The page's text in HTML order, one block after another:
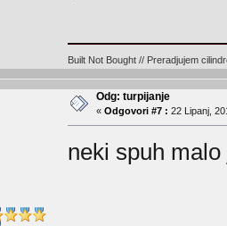
Built Not Bought // Preradjujem
Odg: turpijanje
« Odgovori #7 : 22 Lipanj,
neki spuh